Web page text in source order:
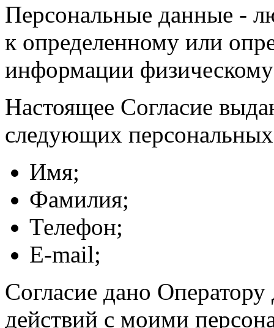
Персональные данные -
к определенному или
информации
Настоящее Согласие
следующих
Имя;
Фамилия;
Телефон;
E-mail;
Согласие дано
действий с моими